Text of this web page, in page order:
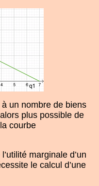
un nombre de biens
plus possible de
courbe
marginale d’un
le calcul d’une